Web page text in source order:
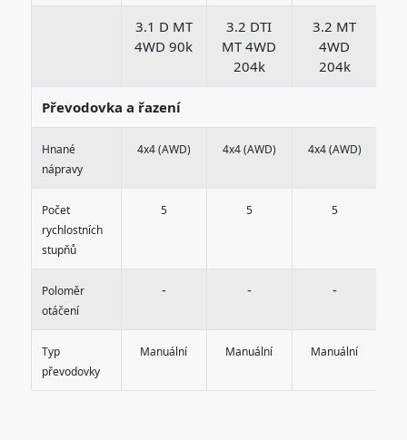
3.1 D MT
4WD 90k
3.2 DTI
MT 4WD
204k
3.2 MT
4WD
204k
Převodovka a řazení
Hnané
nápravy
4x4 (AWD) 4x4 (AWD) 4x4 (AWD)
Počet
rychlostních
stupňů
5 5 5
Poloměr
otáčení
- - -
Typ
převodovky
Manuální Manuální Manuální